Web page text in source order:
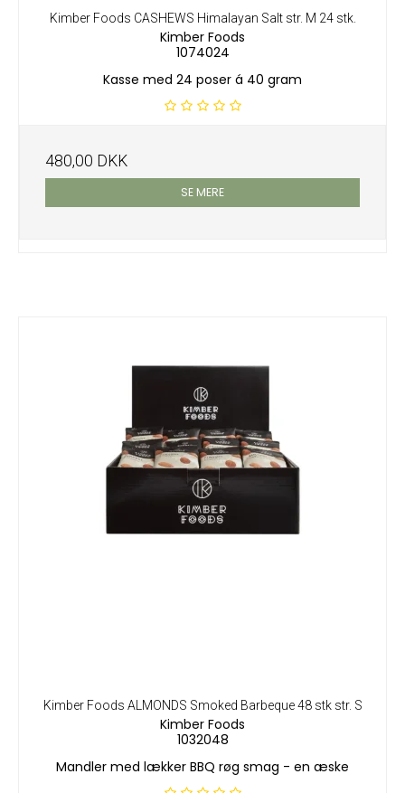
Kimber Foods CASHEWS Himalayan Salt str. M 24 stk.
Kimber Foods
1074024
Kasse med 24 poser á 40 gram
480,00 DKK
SE MERE
Kimber Foods ALMONDS Smoked Barbeque 48 stk str. S
Kimber Foods
1032048
Mandler med lækker BBQ røg smag - en æske